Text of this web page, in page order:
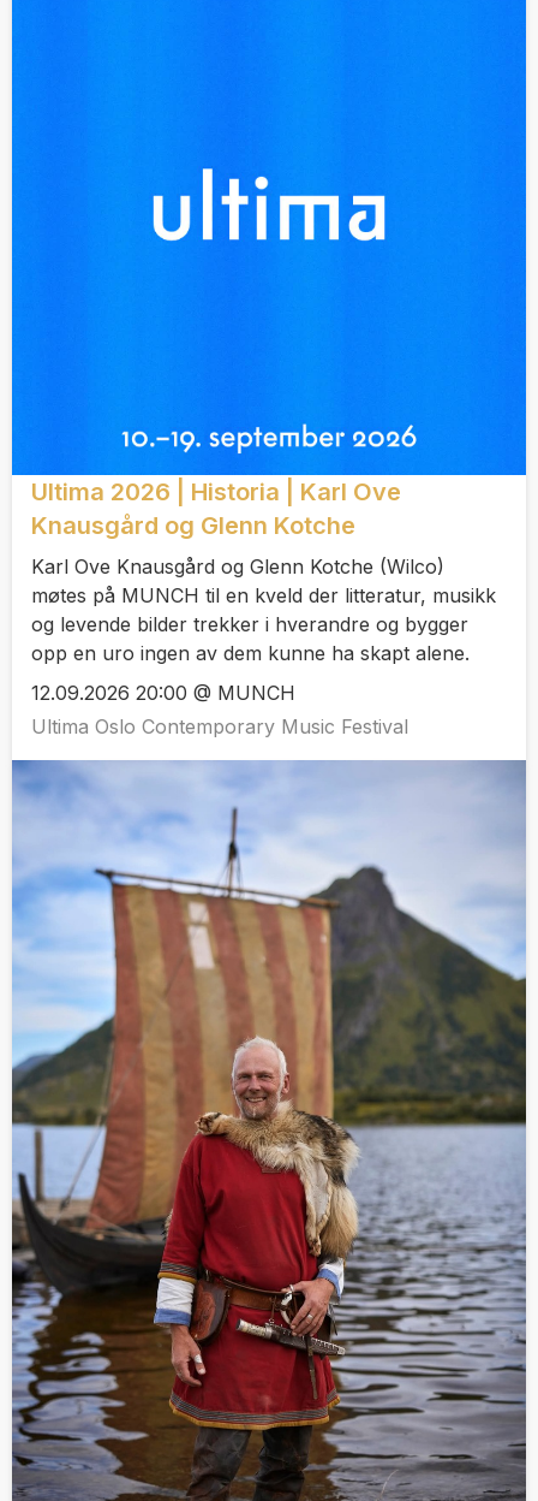
Ultima 2026 | Historia | Karl Ove
Knausgård og Glenn Kotche
Karl Ove Knausgård og Glenn Kotche (Wilco)
møtes på MUNCH til en kveld der litteratur, musikk
og levende bilder trekker i hverandre og bygger
opp en uro ingen av dem kunne ha skapt alene.
12.09.2026 20:00 @ MUNCH
Ultima Oslo Contemporary Music Festival